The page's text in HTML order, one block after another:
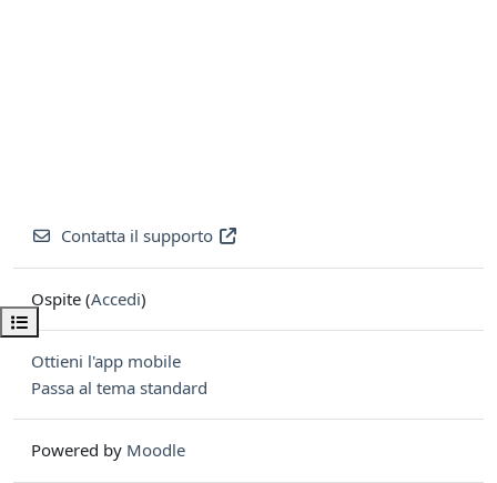
Apri indice del corso
Contatta il supporto
Ospite (Accedi)
Ottieni l'app mobile
Passa al tema standard
Powered by Moodle